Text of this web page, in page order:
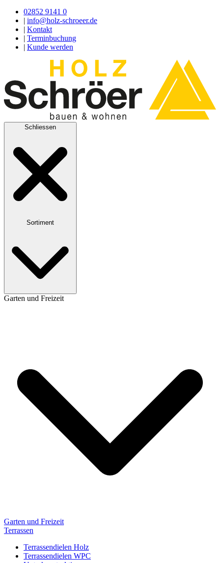
02852 9141 0
info@holz-schroeer.de
Kontakt
Terminbuchung
Kunde werden
Schliessen
Sortiment
Garten und Freizeit
Garten und Freizeit
Terrassen
Terrassendielen Holz
Terrassendielen WPC